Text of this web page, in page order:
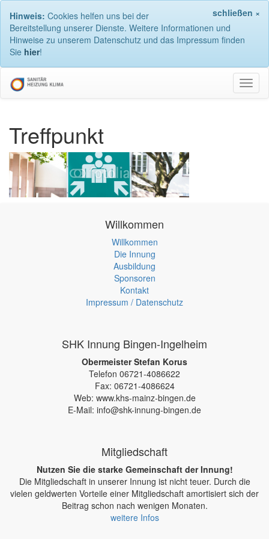
schließen ×
Hinweis: Cookies helfen uns bei der
Bereitstellung unserer Dienste. Weitere Informationen und
Hinweise zu unserem Datenschutz und das Impressum finden
Sie hier!
Treffpunkt
Willkommen
Willkommen
Die Innung
Ausbildung
Sponsoren
Kontakt
Impressum / Datenschutz
SHK Innung Bingen-Ingelheim
Obermeister Stefan Korus
Telefon 06721-4086622
Fax: 06721-4086624
Web: www.khs-mainz-bingen.de
E-Mail: info@shk-innung-bingen.de
Mitgliedschaft
Nutzen Sie die starke Gemeinschaft der Innung!
Die Mitgliedschaft in unserer Innung ist nicht teuer. Durch die
vielen geldwerten Vorteile einer Mitgliedschaft amortisiert sich der
Beitrag schon nach wenigen Monaten.
weitere Infos